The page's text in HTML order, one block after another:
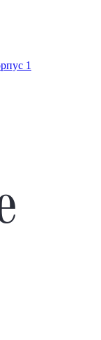
1